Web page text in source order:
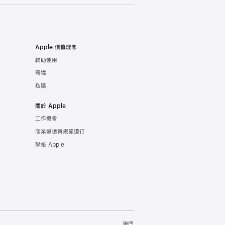
Apple 價值理念
輔助使用
環境
私隱
關於 Apple
工作機會
商業道德與規範遵行
聯絡 Apple